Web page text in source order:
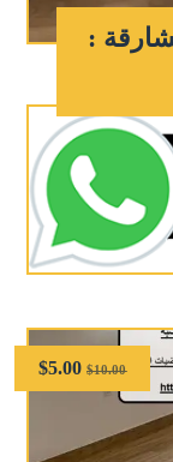
:
$10.00
$5.00